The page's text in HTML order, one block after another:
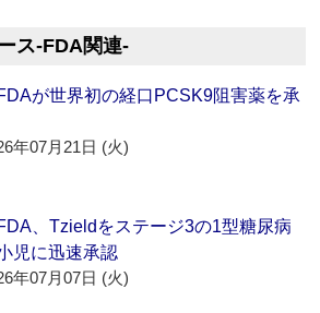
ス‐FDA関連‐
が世界初の経口PCSK9阻害薬を承
年07月21日 (火)
、Tzieldをステージ3の1型糖尿病
児に迅速承認
年07月07日 (火)